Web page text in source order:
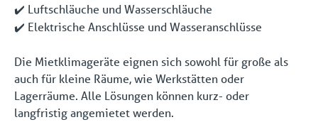
✔️ Luftschläuche und Wasserschläuche
✔️ Elektrische Anschlüsse und Wasseranschlüsse
Die Mietklimageräte eignen sich sowohl für große als
auch für kleine Räume, wie Werkstätten oder
Lagerräume. Alle Lösungen können kurz- oder
langfristig angemietet werden.